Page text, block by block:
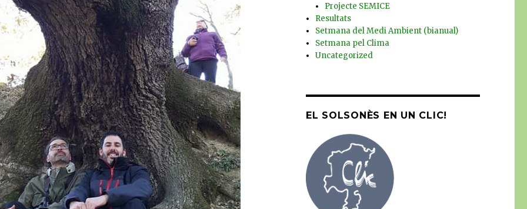
Projecte SEMICE
Resultats
Setmana del Medi Ambient (bianual)
Setmana pel Clima
Uncategorized
EL SOLSONÈS EN UN CLIC!